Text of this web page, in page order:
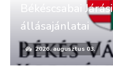
Békéscsabai
állásajánlatai
2026. augusztus 03.